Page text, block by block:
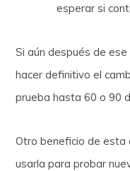
esperar si
Si aún después de
hacer definitivo el
prueba hasta 60 o 90
Otro beneficio de esta
usarla para probar